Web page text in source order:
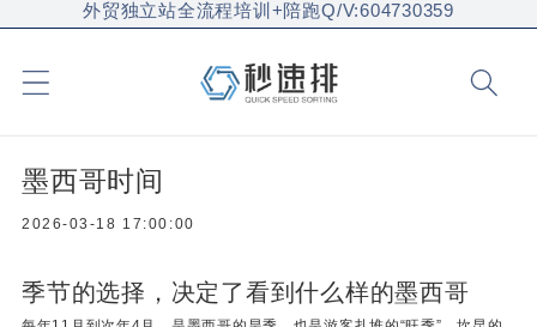
外贸独立站全流程培训+陪跑Q/V:604730359
墨西哥时间
2026-03-18 17:00:00
季节的选择，决定了看到什么样的墨西哥